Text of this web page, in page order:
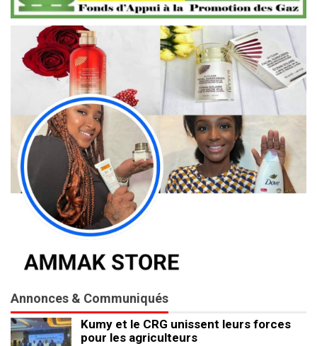
Annonces & Communiqués
Kumy et le CRG unissent leurs forces
pour les agriculteurs